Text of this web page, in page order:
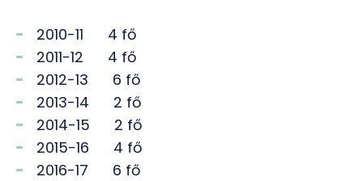
2010-11 4 fő
2011-12 4 fő
2012-13 6 fő
2013-14 2 fő
2014-15 2 fő
2015-16 4 fő
2016-17 6 fő